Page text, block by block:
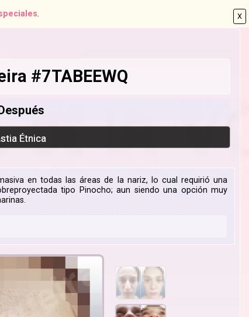
X
.
#7TABEEWQ
Étnica
en todas las áreas de la nariz, lo cual requirió una
tipo Pinocho; aun siendo una opción muy